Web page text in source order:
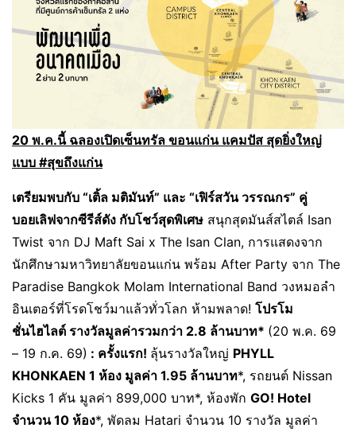
20 พ.ค.นี้ ฉลองเปิดเซ็นทรัล ขอนแก่น แคมปัส สุดยิ่งใหญ่
แบบ #สุขถึงแก่น
เตรียมพบกับ “เติ้ล มติมันท์” และ “เฟิร์สวัน วรรณกร” คู่
บอยเลิฟจากซีรีส์ดัง กับโชว์สุดพิเศษ สนุกสุดมันส์สไตล์ Isan
Twist จาก DJ Maft Sai x The Isan Clan, การแสดงจาก
นักศึกษามหาวิทยาลัยขอนแก่น พร้อม After Party จาก The
Paradise Bangkok Molam International Band วงหมอลำ
อินเตอร์ที่โรดโชว์มาแล้วทั่วโลก ห้ามพลาด! โปรโม
ชั่นไฮไลต์ รางวัลมูลค่ารวมกว่า 2.8 ล้านบาท* (20 พ.ค. 69
– 19 ก.ค. 69) : ครั้งแรก! ลุ้นรางวัลใหญ่ PHYLL
KHONKAEN 1 ห้อง มูลค่า 1.95 ล้านบาท*, รถยนต์ Nissan
Kicks 1 คัน มูลค่า 899,000 บาท*, ห้องพัก GO! Hotel
จำนวน 10 ห้อง*, พัดลม Hatari จำนวน 10 รางวัล มูลค่า